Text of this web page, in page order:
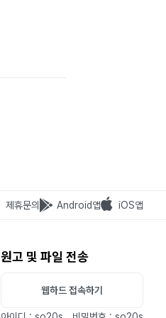
제휴문의 Android앱 iOS앱
원고 및 파일 전송
웹하드 접속하기